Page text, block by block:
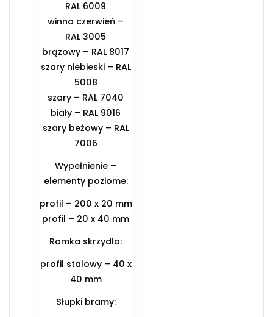
RAL 6009
winna czerwień –
RAL 3005
brązowy – RAL 8017
szary niebieski – RAL
5008
szary – RAL 7040
biały – RAL 9016
szary beżowy – RAL
7006
Wypełnienie –
elementy poziome:
profil – 200 x 20 mm
profil – 20 x 40 mm
Ramka skrzydła:
profil stalowy – 40 x
40 mm
Słupki bramy: